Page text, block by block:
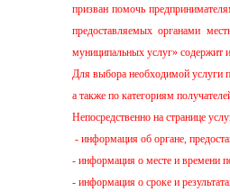
призван помочь
предоставляемых органами
муниципальных услуг»
Для выбора необходимой услуги
а также по категориям
Непосредственно на странице
- информация об органе,
- информация о месте и времени
- информация о сроке и